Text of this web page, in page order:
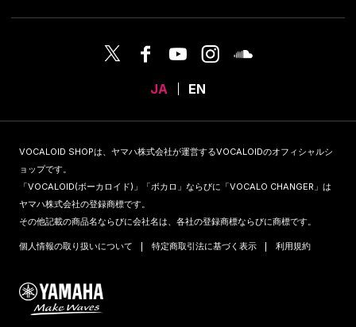
JA EN
VOCALOID SHOPは、ヤマハ株式会社が運営するVOCALOIDのオフィシャルシ
ョップです。
「VOCALOID(ボーカロイド)」「ボカロ」ならびに「VOCALO CHANGER」は
ヤマハ株式会社の登録商標です。
その他記載の商品名ならびに会社名は、各社の登録商標ならびに商標です。
個人情報の取り扱いについて 特定商取引法に基づく表示 利用規約